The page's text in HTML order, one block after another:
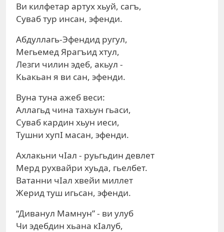
Ви килфетар артух хьуй, сагъ,
Суваб тур инсан, эфенди.
Абдуллагь-Эфендид ругул,
Мегьемед Ярагъид хтул,
Лезги чилин эдеб, акьул -
Кьакьан я ви сан, эфенди.
Вуна туна ажеб веси:
Аллагьд чина тахьун гьаси,
Суваб кардин хьун иеси,
Тушни хупI масан, эфенди.
Ахлакьни чIал - руьгьдин девлет
Мерд рухвайри хуьда, гьелбет.
Ватанни чIал хвейи миллет
Жерид туш игьсан, эфенди.
“Диванул Мамнун” - ви улуб
Чи эдебдин хьана кIалуб,